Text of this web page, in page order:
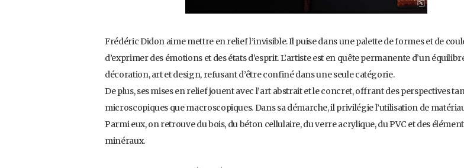
Frédéric Didon aime mettre en relief l’invisible. Il puise dans une palette de formes et de
d’exprimer des émotions et des états d’esprit. L’artiste est en quête permanente d’un
décoration, art et design, refusant d’être confiné dans une seule catégorie.
De plus, ses mises en relief jouent avec l’art abstrait et le concret, offrant des perspectives
microscopiques que macroscopiques. Dans sa démarche, il privilégie l’utilisation de
Parmi eux, on retrouve du bois, du béton cellulaire, du verre acrylique, du PVC et des
minéraux.